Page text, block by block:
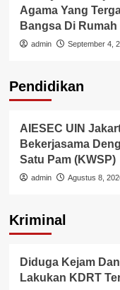
Agama Yang
Bangsa Di
admin September 4,
Pendidikan
Internasional
AIESEC UIN
Bekerjasama
Satu Pam (KWSP)
admin Agustus 8,
Kriminal
Berita Polisi
Diduga Kejam
Lakukan KDRT